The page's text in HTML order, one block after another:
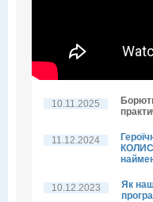
10.11.2025
11.12.2024
10.12.2023
Як